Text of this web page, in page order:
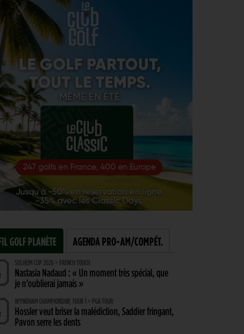
GOLF PLANÈTE AGENDA PRO-AM/COMPÉT.
SOLHEIM CUP 2026 > FRENCH TOUCH
Nastasia Nadaud : « Un moment très spécial, que
je n’oublierai jamais »
WYNDHAM CHAMPIONSHIP, TOUR 1 > PGA TOUR
Hossler veut briser la malédiction, Saddier fringant,
Pavon serre les dents